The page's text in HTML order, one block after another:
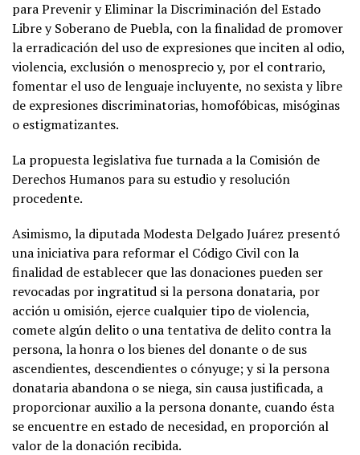
para Prevenir y Eliminar la Discriminación del Estado
Libre y Soberano de Puebla, con la finalidad de promover
la erradicación del uso de expresiones que inciten al odio,
violencia, exclusión o menosprecio y, por el contrario,
fomentar el uso de lenguaje incluyente, no sexista y libre
de expresiones discriminatorias, homofóbicas, misóginas
o estigmatizantes.
La propuesta legislativa fue turnada a la Comisión de
Derechos Humanos para su estudio y resolución
procedente.
Asimismo, la diputada Modesta Delgado Juárez presentó
una iniciativa para reformar el Código Civil con la
finalidad de establecer que las donaciones pueden ser
revocadas por ingratitud si la persona donataria, por
acción u omisión, ejerce cualquier tipo de violencia,
comete algún delito o una tentativa de delito contra la
persona, la honra o los bienes del donante o de sus
ascendientes, descendientes o cónyuge; y si la persona
donataria abandona o se niega, sin causa justificada, a
proporcionar auxilio a la persona donante, cuando ésta
se encuentre en estado de necesidad, en proporción al
valor de la donación recibida.